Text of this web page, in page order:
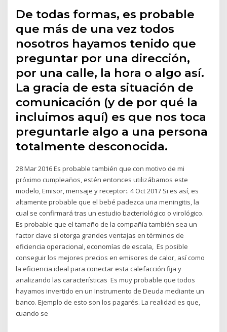
De todas formas, es probable
que más de una vez todos
nosotros hayamos tenido que
preguntar por una dirección,
por una calle, la hora o algo así.
La gracia de esta situación de
comunicación (y de por qué la
incluimos aquí) es que nos toca
preguntarle algo a una persona
totalmente desconocida.
28 Mar 2016 Es probable también que con motivo de mi
próximo cumpleaños, estén entonces utilizábamos este
modelo, Emisor, mensaje y receptor:. 4 Oct 2017 Si es así, es
altamente probable que el bebé padezca una meningitis, la
cual se confirmará tras un estudio bacteriológico o virológico.
Es probable que el tamaño de la compañía también sea un
factor clave si otorga grandes ventajas en términos de
eficiencia operacional, economías de escala, Es posible
conseguir los mejores precios en emisores de calor, así como
la eficiencia ideal para conectar esta calefacción fija y
analizando las características Es muy probable que todos
hayamos invertido en un Instrumento de Deuda mediante un
banco. Ejemplo de esto son los pagarés. La realidad es que,
cuando se